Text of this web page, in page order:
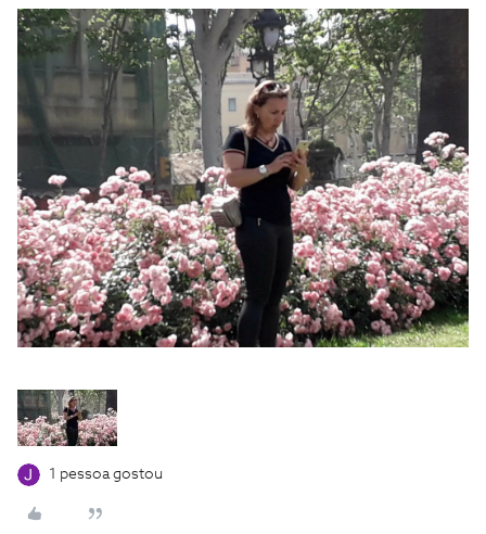
1 pessoa gostou